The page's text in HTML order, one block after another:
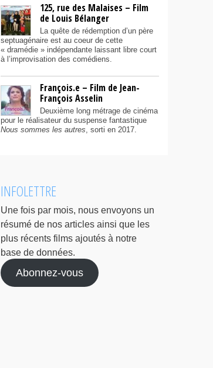
125, rue des Malaises – Film
de Louis Bélanger
La quête de rédemption d’un père
septuagénaire est au coeur de cette
« dramédie » indépendante laissant libre court
à l’improvisation des comédiens.
François.e – Film de Jean-
François Asselin
Deuxième long métrage de cinéma
pour le réalisateur du suspense fantastique
Nous sommes les autres, sorti en 2017.
INFOLETTRE
Une fois par mois, nous envoyons un
résumé de nos articles ainsi que les
plus récents films ajoutés à notre
base de données.
Abonnez-vous